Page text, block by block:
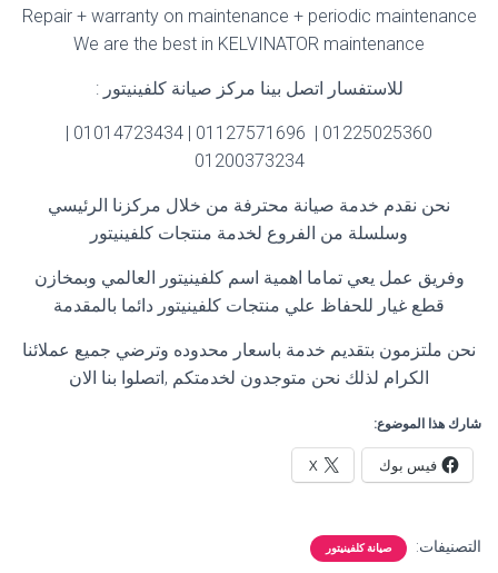
Repair + warranty on maintenance + periodic maintenance
We are the best in KELVINATOR maintenance
للاستفسار اتصل بينا مركز صيانة كلفينيتور:
01225025360 | 01127571696 | 01014723434 |
01200373234
نحن نقدم خدمة صيانة محترفة من خلال مركزنا الرئيسي
وسلسلة من الفروع لخدمة منتجات كلفينيتور
وفريق عمل يعي تماما اهمية اسم كلفينيتور العالمي وبمخازن
قطع غيار للحفاظ علي منتجات كلفينيتور دائما بالمقدمة
نحن ملتزمون بتقديم خدمة باسعار محدوده وترضي جميع عملائنا
الكرام لذلك نحن متوجدون لخدمتكم ,اتصلوا بنا الان
شارك هذا الموضوع:
فيس بوك X
التصنيفات: صيانة كلفينيتور